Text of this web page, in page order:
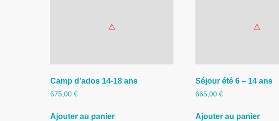
Camp d’ados 14-18 ans
675,00 €
Ajouter au panier
Séjour été 6 – 14 ans
665,00 €
Ajouter au panier